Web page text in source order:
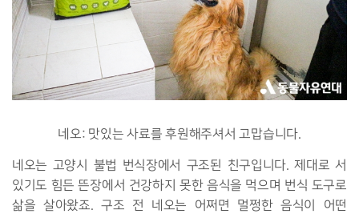
네오: 맛있는 사료를 후원해주셔서 고맙습니다.
네오는 고양시 불법 번식장에서 구조된 친구입니다. 제대로 서
있기도 힘든 뜬장에서 건강하지 못한 음식을 먹으며 번식 도구로
삶을 살아왔죠. 구조 전 네오는 어쩌면 멀쩡한 음식이 어떤